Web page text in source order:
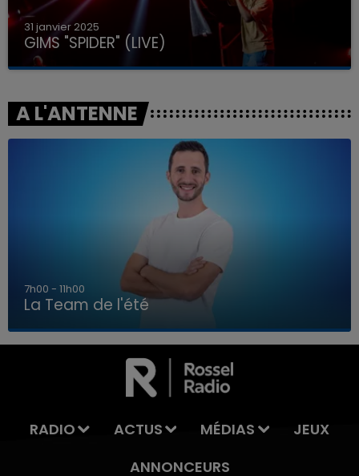
LA TEAM DE L'ÉTÉ
31 janvier 2025
GIMS "SPIDER" (LIVE)
A L'ANTENNE
7h00 - 11h00
La Team de l'été
RADIO ACTUS MÉDIAS
JEUX
ANNONCEURS